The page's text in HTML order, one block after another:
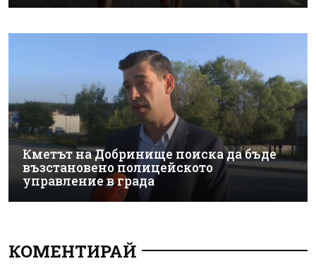
Кметът на Добринище поиска да бъде
възстановено полицейското
управление в града
КОМЕНТИРАЙ